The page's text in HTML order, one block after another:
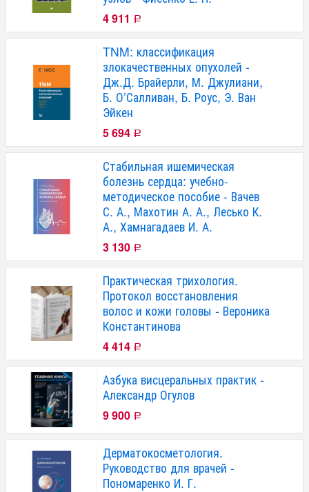
4 911 Р
TNM: классификация
злокачественных опухолей -
Дж.Д. Брайерли, М. Джулиани,
Б. О’Салливан, Б. Роус, Э. Ван
Эйкен
5 694 Р
Стабильная ишемическая
болезнь сердца: учебно-
методическое пособие - Вачев
С. А., Махотин А. А., Лесько К.
А., Хамнагадаев И. А.
3 130 Р
Практическая трихология.
Протокол восстановления
волос и кожи головы - Вероника
Константинова
4 414 Р
Азбука висцеральных практик -
Александр Огулов
9 900 Р
Дерматокосметология.
Руководство для врачей -
Пономаренко И. Г.